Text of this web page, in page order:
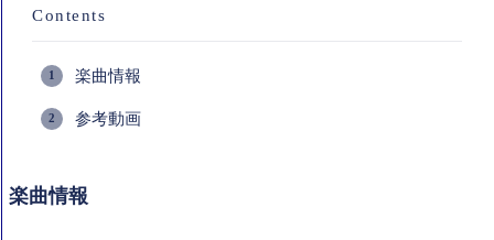
Contents
楽曲情報
参考動画
楽曲情報